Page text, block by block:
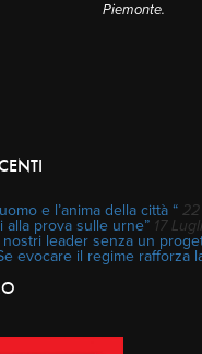
Piemonte.
uomo e l’anima della città “
alla prova sulle urne” 17
nostri leader senza un
evocare il regime rafforza